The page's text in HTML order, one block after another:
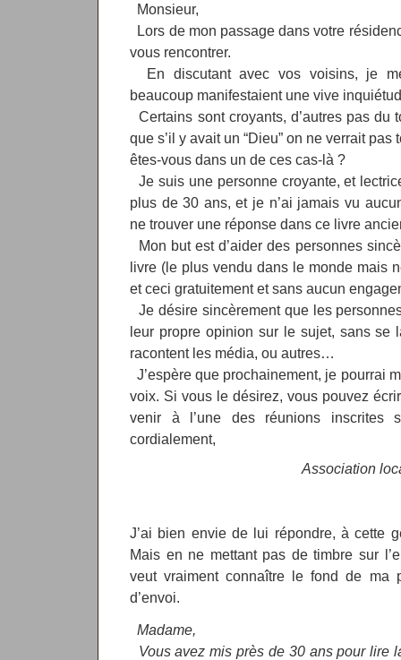
Monsieur,
Lors de mon passage dans votre
vous rencontrer.
En discutant avec vos voisins, je
beaucoup manifestaient une vive
Certains sont croyants, d’autres pas du
que s’il y avait un “Dieu” on ne verrait
êtes-vous dans un de ces cas-là ?
Je suis une personne croyante, et
plus de 30 ans, et je n’ai jamais vu
ne trouver une réponse dans ce livre
Mon but est d’aider des personnes
livre (le plus vendu dans le monde mais
et ceci gratuitement et sans aucun
Je désire sincèrement que les
leur propre opinion sur le sujet, sans se
racontent les média, ou autres…
J’espère que prochainement, je pourrai
voix. Si vous le désirez, vous pouvez
venir à l’une des réunions inscrites
cordialement,
Association
J’ai bien envie de lui répondre, à cette
Mais en ne mettant pas de timbre sur
veut vraiment connaître le fond de ma
d’envoi.
Madame,
Vous avez mis près de 30 ans pour lire